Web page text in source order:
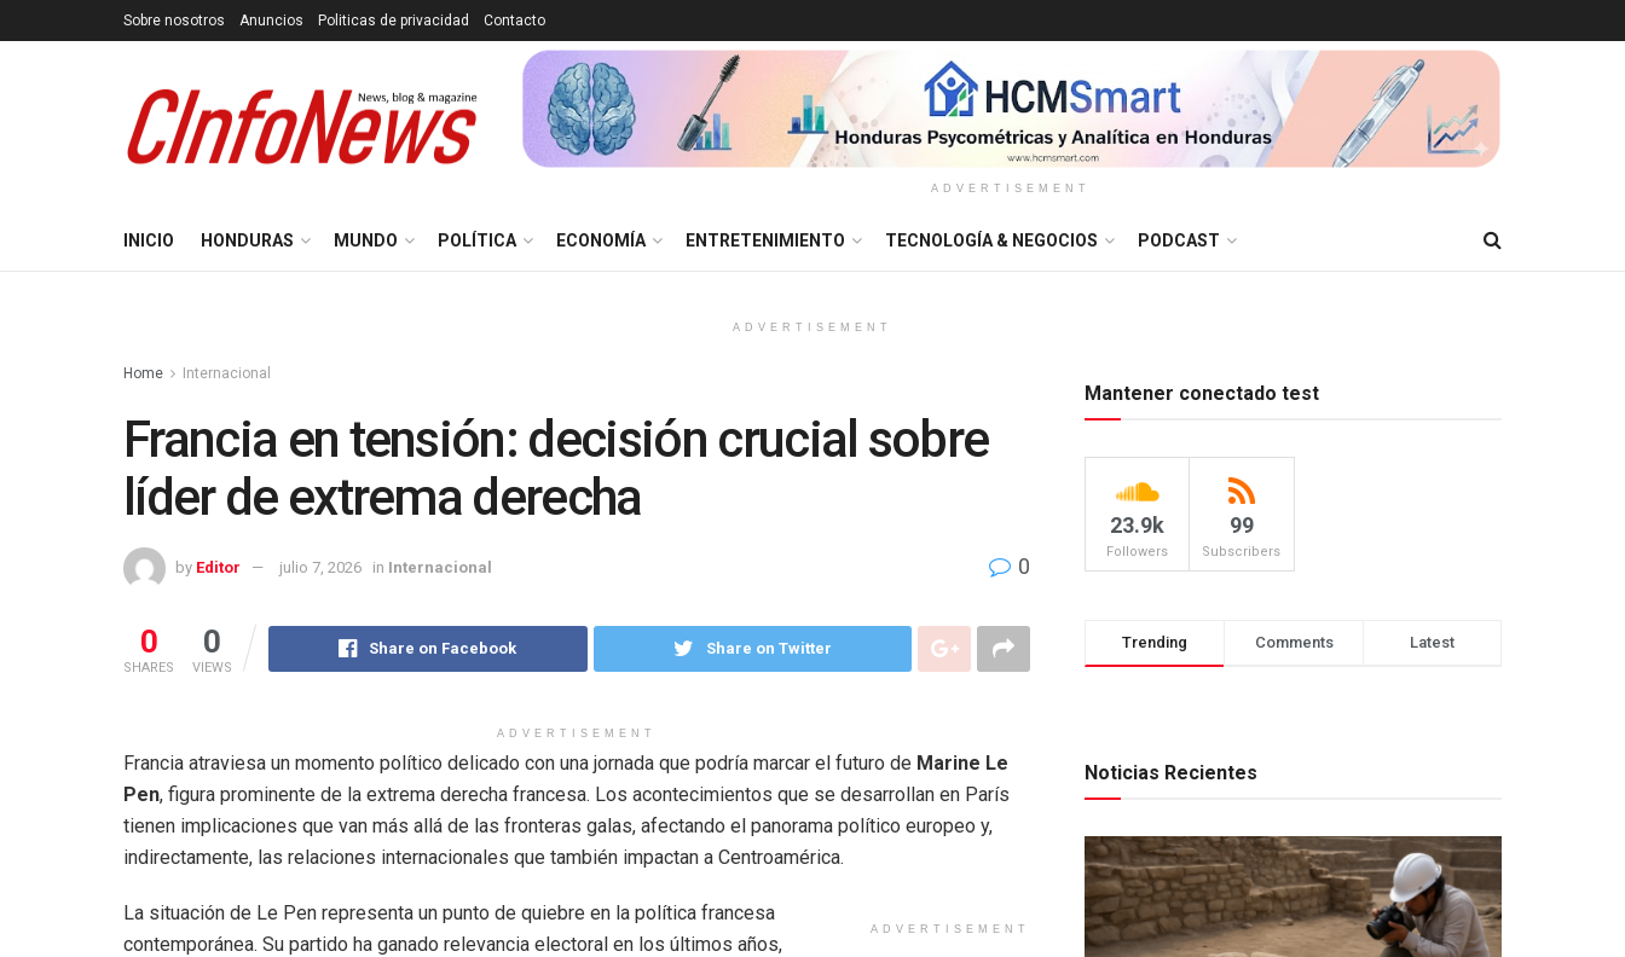
Sobre nosotros Anuncios Politicas de privacidad Contacto
ADVERTISEMENT
INICIO HONDURAS MUNDO POLÍTICA ECONOMÍA ENTRETENIMIENTO TECNOLOGÍA & NEGOCIOS PODCAST
ADVERTISEMENT
Home Internacional
Francia en tensión: decisión crucial sobre
líder de extrema derecha
by Editor julio 7, 2026 in Internacional 0
0
SHARES
0
VIEWS
Share on Facebook Share on Twitter
ADVERTISEMENT
Francia atraviesa un momento político delicado con una jornada que podría marcar el futuro de Marine Le
Pen, figura prominente de la extrema derecha francesa. Los acontecimientos que se desarrollan en París
tienen implicaciones que van más allá de las fronteras galas, afectando el panorama político europeo y,
indirectamente, las relaciones internacionales que también impactan a Centroamérica.
ADVERTISEMENT
La situación de Le Pen representa un punto de quiebre en la política francesa
contemporánea. Su partido ha ganado relevancia electoral en los últimos años,
Mantener conectado test
23.9k
Followers
99
Subscribers
Trending Comments Latest
Noticias Recientes